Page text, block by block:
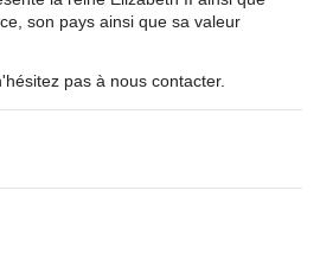
son pays ainsi que sa valeur
pas à nous contacter.